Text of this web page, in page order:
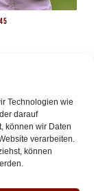
Technologien wie
darauf
können wir Daten
verarbeiten.
können
im
als Eckpfeiler
1. FC Köln fort